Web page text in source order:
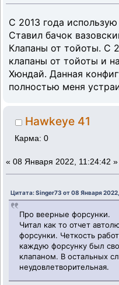
С 2013 года
Ставил бачок
Клапаны от тойоты. С
клапаны от тойоты и
Хюндай. Данная
полностью меня
Hawkeye 41
Карма: 0
« 08 Января 2022, 11:24:42 »
Цитата: Singer73 от 08 Января
Про веерные форсунки.
Читал как то отчет
форсунки. Четкость
каждую форсунку был
клапаном. В остальных
неудовлетворительная.